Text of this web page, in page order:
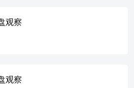
峡通行仍有变
低位盘面反弹
观察
观察